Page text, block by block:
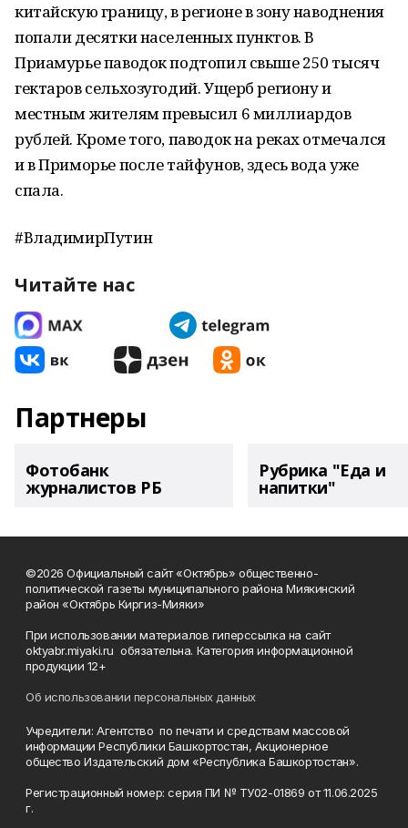
китайскую границу, в регионе в зону наводнения
попали десятки населенных пунктов. В
Приамурье паводок подтопил свыше 250 тысяч
гектаров сельхозугодий. Ущерб региону и
местным жителям превысил 6 миллиардов
рублей. Кроме того, паводок на реках отмечался
и в Приморье после тайфунов, здесь вода уже
спала.
#ВладимирПутин
Читайте нас
Партнеры
Фотобанк
журналистов РБ
Рубрика "Еда и
напитки"
©2026 Официальный сайт «Октябрь» общественно-
политической газеты муниципального района Миякинский
район «Октябрь Киргиз-Мияки»
При использовании материалов гиперссылка на сайт
oktyabr.miyaki.ru обязательна. Категория информационной
продукции 12+
Об использовании персональных данных
Учредители: Агентство по печати и средствам массовой
информации Республики Башкортостан, Акционерное
общество Издательский дом «Республика Башкортостан».
Регистрационный номер: серия ПИ № ТУ02-01869 от 11.06.2025
г.